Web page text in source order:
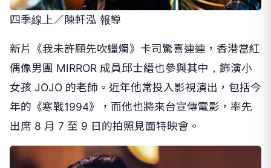
四季線上／陳軒泓 報導
新片《我未許願先吹蠟燭》卡司驚喜連連，香港當紅
偶像男團 MIRROR 成員邱士縉也參與其中，飾演小
女孩 JOJO 的老師。近年他常投入影視演出，包括今
年的《寒戰1994》，而他也將來台宣傳電影，率先
出席 8 月 7 至 9 日的拍照見面特映會。